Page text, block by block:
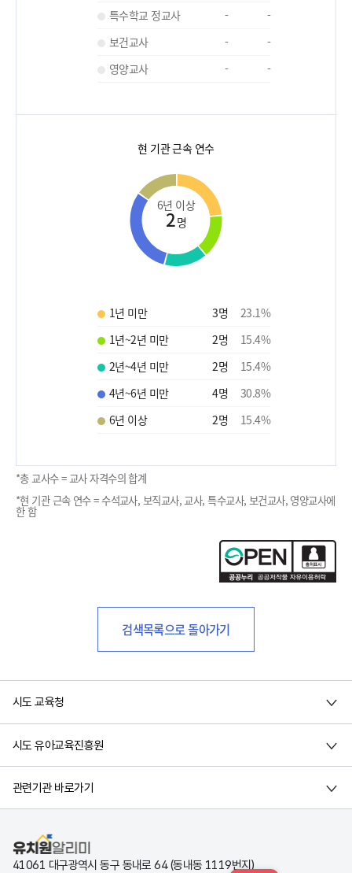
특수학교 정교사
-
-
보건교사
-
-
영양교사
- -
현 기관 근속 연수
6년 이상
2명
1년 미만 3명 23.1%
1년~2년 미만
2명 15.4%
2년~4년 미만
2명 15.4%
4년~6년 미만
4명 30.8%
6년 이상
2명 15.4%
*총 교사수 = 교사 자격수의 합계
*현 기관 근속 연수 = 수석교사, 보직교사, 교사, 특수교사, 보건교사, 영양교사에
한 함
검색목록으로 돌아가기
시도 교육청
시도 유아교육진흥원
관련기관 바로가기
유치원알리미
41061 대구광역시 동구 동내로 64 (동내동 1119번지)